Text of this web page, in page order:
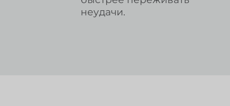
неудачи.